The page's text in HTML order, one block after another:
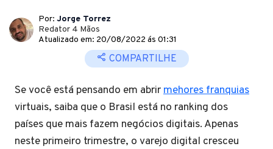
Por: Jorge Torrez
Redator 4 Mãos
Atualizado em: 20/08/2022 ás 01:31
COMPARTILHE
Se você está pensando em abrirmehores franquias
virtuais, saiba que o Brasil está no ranking dos
países que mais fazem negócios digitais. Apenas
neste primeiro trimestre, o varejo digital cresceu